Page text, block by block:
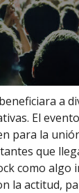
a
El
para la
que
como
la actitud,